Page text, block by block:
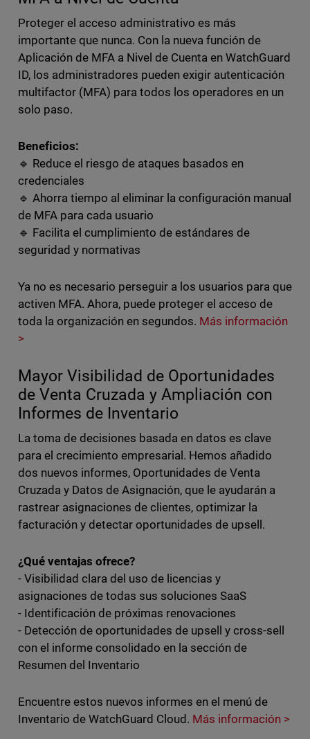
Proteger el acceso administrativo es más
importante que nunca. Con la nueva función de
Aplicación de MFA a Nivel de Cuenta en WatchGuard
ID, los administradores pueden exigir autenticación
multifactor (MFA) para todos los operadores en un
solo paso.
Beneficios:
🔹 Reduce el riesgo de ataques basados en
credenciales
🔹 Ahorra tiempo al eliminar la configuración manual
de MFA para cada usuario
🔹 Facilita el cumplimiento de estándares de
seguridad y normativas
Ya no es necesario perseguir a los usuarios para que
activen MFA. Ahora, puede proteger el acceso de
toda la organización en segundos. Más información
>
Mayor Visibilidad de Oportunidades
de Venta Cruzada y Ampliación con
Informes de Inventario
La toma de decisiones basada en datos es clave
para el crecimiento empresarial. Hemos añadido
dos nuevos informes, Oportunidades de Venta
Cruzada y Datos de Asignación, que le ayudarán a
rastrear asignaciones de clientes, optimizar la
facturación y detectar oportunidades de upsell.
¿Qué ventajas ofrece?
- Visibilidad clara del uso de licencias y
asignaciones de todas sus soluciones SaaS
- Identificación de próximas renovaciones
- Detección de oportunidades de upsell y cross-sell
con el informe consolidado en la sección de
Resumen del Inventario
Encuentre estos nuevos informes en el menú de
Inventario de WatchGuard Cloud. Más información >